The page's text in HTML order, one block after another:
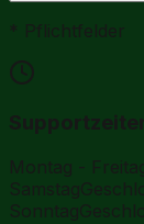
* Pflichtfelder
Montag -
Samstag
Sonntag